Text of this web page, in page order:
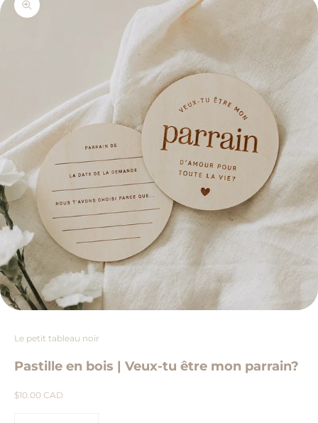
Zoomer sur l'image
Le petit tableau noir
Pastille en bois | Veux-tu être mon parrain?
Prix de vente
$10.00 CAD